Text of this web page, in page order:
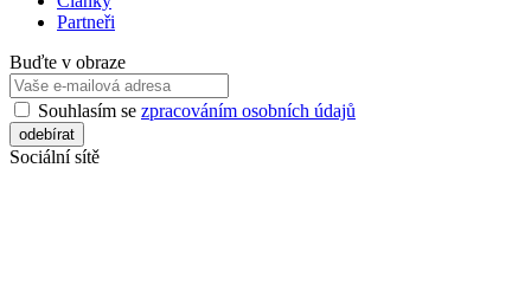
Partneři
Buďte v obraze
Souhlasím se zpracováním osobních údajů
Sociální sítě